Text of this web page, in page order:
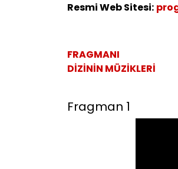
Resmi Web Sitesi:
FRAGMANI
DİZİNİN MÜZİKLERİ
Fragman 1